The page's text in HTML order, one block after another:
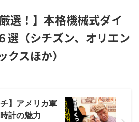
選！】本格機械式ダイ
選（シチズン、オリエン
クスほか）
】アメリカ軍
計の魅力